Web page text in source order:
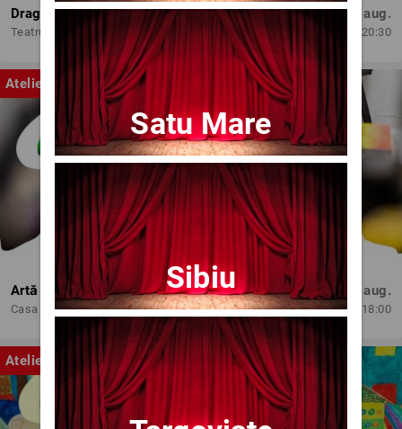
Dragoste pe-un fir de ață
Teatrul Amzei
Joi, 13 aug.
20:30
Atelier
Artă și Profesionalism
Casa de Cultura 'Mihai Ursachi' a Municipiului Iasi
Mie, 12 aug.
18:00
Atelier
Satu Mare
Sibiu